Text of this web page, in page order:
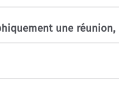
une